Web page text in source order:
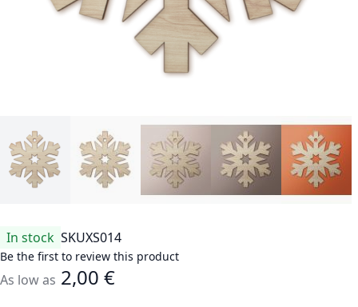
In stock SKUXS014
Be the first to review this product
As low as 2,00 €